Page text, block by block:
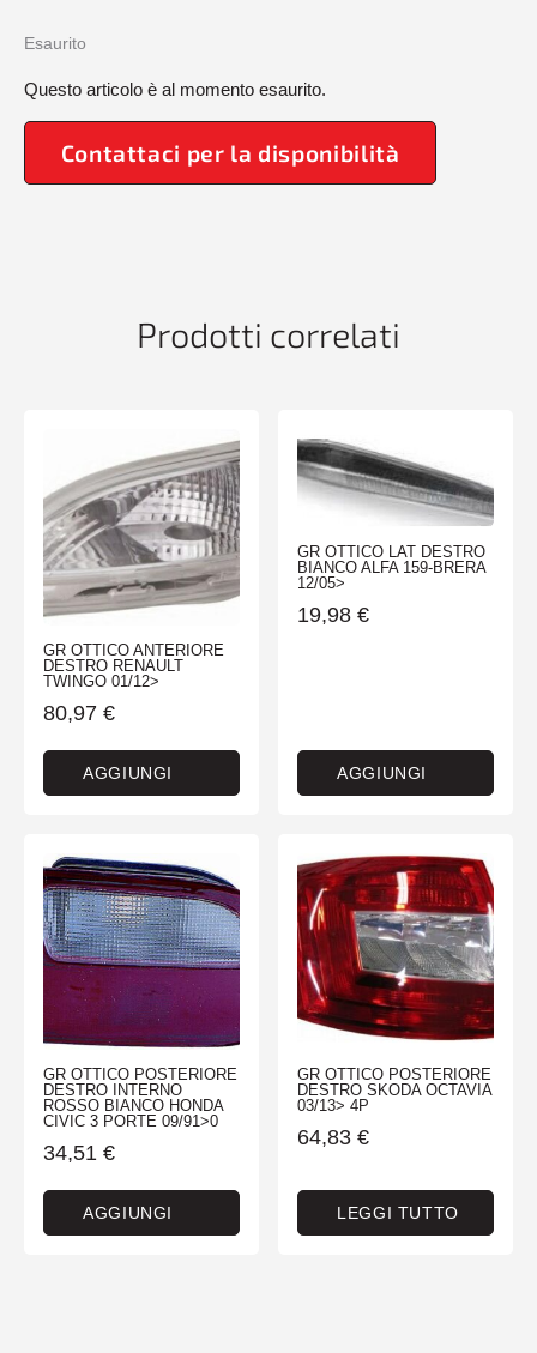
Esaurito
Questo articolo è al momento esaurito.
Contattaci per la disponibilità
Prodotti correlati
GR OTTICO ANTERIORE
DESTRO RENAULT
TWINGO 01/12>
80,97 €
AGGIUNGI
GR OTTICO LAT DESTRO
BIANCO ALFA 159-BRERA
12/05>
19,98 €
AGGIUNGI
GR OTTICO POSTERIORE
DESTRO INTERNO
ROSSO BIANCO HONDA
CIVIC 3 PORTE 09/91>0
34,51 €
AGGIUNGI
GR OTTICO POSTERIORE
DESTRO SKODA OCTAVIA
03/13> 4P
64,83 €
LEGGI TUTTO